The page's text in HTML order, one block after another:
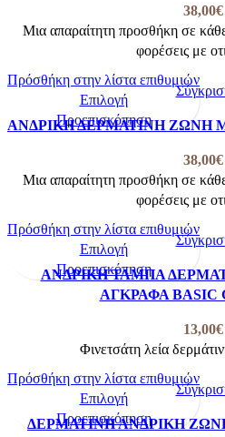
του
προϊόντος
38,00€
Μια απαραίτητη προσθήκη σε
φορέσεις με
πολλαπλές
παραλλαγές.
Οι
μπορούν
να
επιλεγούν
του
προϊόντος
ΑΝΔΡΙΚΗ ΔΕΡΜΑΤΙΝΗ ΖΩΝΗ
38,00€
Μια απαραίτητη προσθήκη σε
φορέσεις με
Πρόσθήκη στην λίστα επιθυμιών
ΕπιλογήΑυτό
το
πολλαπλές
παραλλαγές.
επιλογές
μπορούν
να
επιλεγούν
του
προϊόντος
Προεπισκόπηση
ΑΝΔΡΙΚΗ ΤΑΜΠΑ
ΑΓΚΡΑΦΑ BASIC
13,00€
Φινετσάτη λεία
Πρόσθήκη στην λίστα επιθυμιών
ΕπιλογήΑυτό
το
προϊόν
πολλαπλές
παραλλαγές.
επιλογές
μπορούν
να
Προεπισκόπηση
ΔΕΡΜΑΤΙΝΗ ΑΝΔΡΙΚΗ
Πρόσθήκη στην λίστα επιθυμιών
ΕπιλογήΑυτό
το
Προεπισκόπηση